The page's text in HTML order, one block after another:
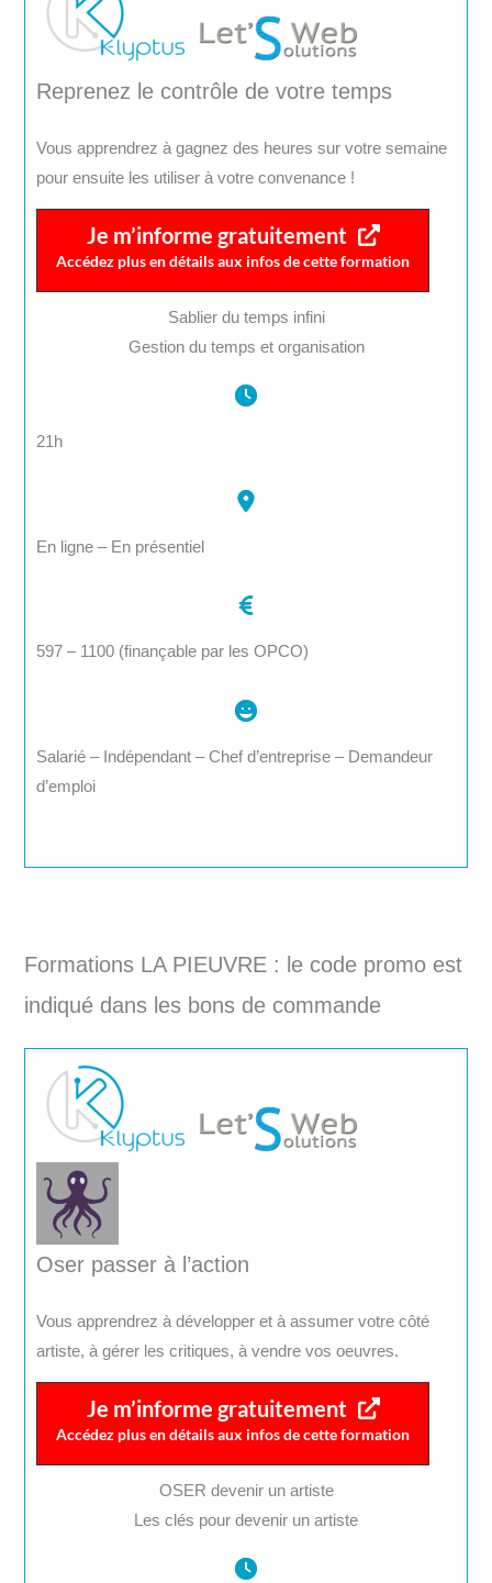
Reprenez le contrôle de votre temps
Vous apprendrez à gagnez des heures sur votre semaine
pour ensuite les utiliser à votre convenance !
Je m’informe gratuitement
Accédez plus en détails aux infos de cette formation
Sablier du temps infini
Gestion du temps et organisation
21h
En ligne – En présentiel
597 – 1100 (finançable par les OPCO)
Salarié – Indépendant – Chef d’entreprise – Demandeur
d’emploi
Formations LA PIEUVRE : le code promo est
indiqué dans les bons de commande
Oser passer à l’action
Vous apprendrez à développer et à assumer votre côté
artiste, à gérer les critiques, à vendre vos oeuvres.
Je m’informe gratuitement
Accédez plus en détails aux infos de cette formation
OSER devenir un artiste
Les clés pour devenir un artiste